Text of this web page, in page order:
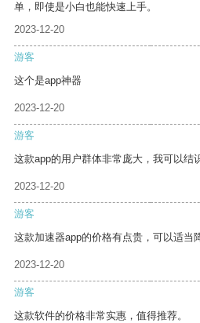
单，即使是小白也能快速上手。
2023-12-20
游客
这个是app神器
2023-12-20
游客
这款app的用户群体非常庞大，我可以结
2023-12-20
游客
这款加速器app的价格有点贵，可以适当
2023-12-20
游客
这款软件的价格非常实惠，值得推荐。